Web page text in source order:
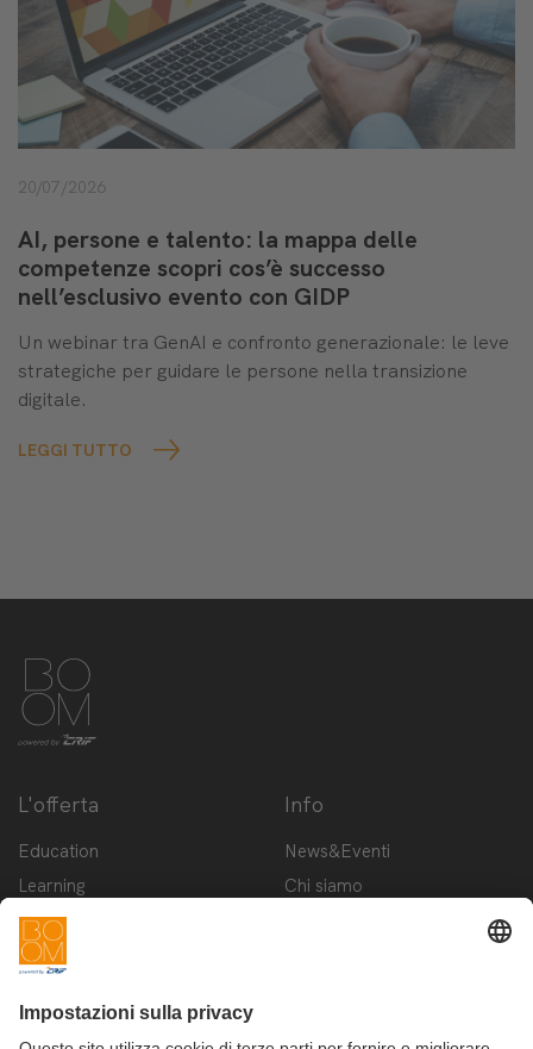
20/07/2026
AI, persone e talento: la mappa delle
competenze scopri cos’è successo
nell’esclusivo evento con GIDP
Un webinar tra GenAI e confronto generazionale: le leve
strategiche per guidare le persone nella transizione
digitale.
LEGGI TUTTO
L'offerta
Education
Learning
Innovation
Startup
Info
News&Eventi
Chi siamo